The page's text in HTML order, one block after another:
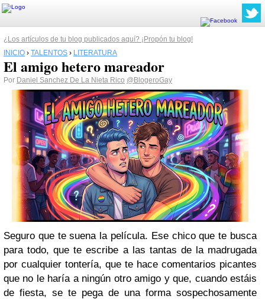
¿Los artículos de tu blog publicados aquí? ¡Propón tu blog!
INICIO › TALENTOS › LITERATURA
El amigo hetero mareador
Por Daniel Sanchez De La Nieta Rico @BlogeroGay
Seguro que te suena la película. Ese chico que te busca
para todo, que te escribe a las tantas de la madrugada
por cualquier tontería, que te hace comentarios picantes
que no le haría a ningún otro amigo y que, cuando estáis
de fiesta, se te pega de una forma sospechosamente